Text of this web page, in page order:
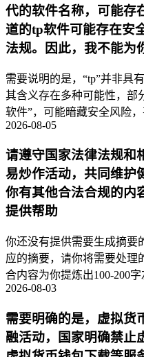
代的软件名称，可能存
道的tp软件可能存在安
法规。因此，我不能为
需要说明的是，“tp”并非具
其含义存在多种可能性，部
软件”，可能暗藏安全风险
2026-08-05
请遵守国家法律法规和
易炒作活动，共同维护
你有其他合法合规的内
提供帮助
你还没有提供需要生成摘要
应的摘要，请你将需要处理
合内容为你提炼出100-200
2026-08-03
需要明确的是，虚拟货
融活动，国家明确禁止